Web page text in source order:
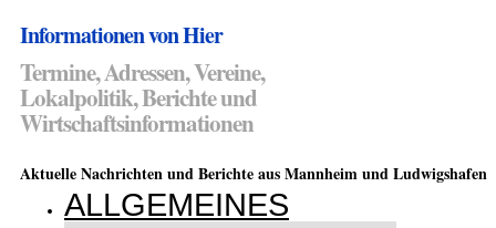
Informationen von Hier
Termine, Adressen, Vereine,
Lokalpolitik, Berichte und
Wirtschaftsinformationen
Aktuelle Nachrichten und Berichte aus Mannheim und Ludwigshafen
ALLGEMEINES